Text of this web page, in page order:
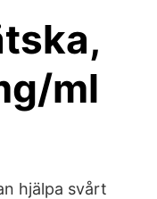
ml
hjälpa svårt